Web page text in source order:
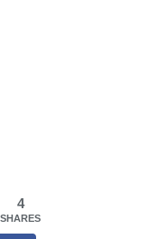
4
SHARES